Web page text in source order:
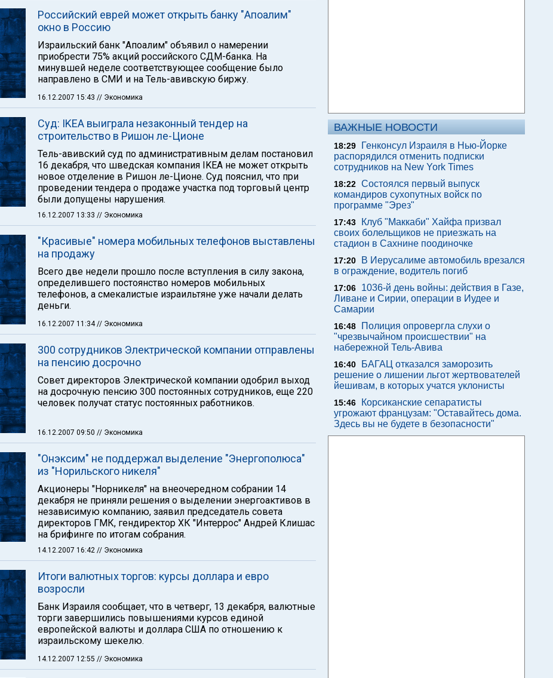
Российский еврей может открыть банку "Апоалим"
окно в Россию
Израильский банк "Апоалим" объявил о намерении
приобрести 75% акций российского СДМ-банка. На
минувшей неделе соответствующее сообщение было
направлено в СМИ и на Тель-авивскую биржу.
16.12.2007 15:43 // Экономика
Суд: IKEA выиграла незаконный тендер на
строительство в Ришон ле-Ционе
Тель-авивский суд по административным делам постановил
16 декабря, что шведская компания IKEA не может открыть
новое отделение в Ришон ле-Ционе. Суд пояснил, что при
проведении тендера о продаже участка под торговый центр
были допущены нарушения.
16.12.2007 13:33 // Экономика
"Красивые" номера мобильных телефонов выставлены
на продажу
Всего две недели прошло после вступления в силу закона,
определившего постоянство номеров мобильных
телефонов, а смекалистые израильтяне уже начали делать
деньги.
16.12.2007 11:34// Экономика
300 сотрудников Электрической компании отправлены
на пенсию досрочно
Совет директоров Электрической компании одобрил выход
на досрочную пенсию 300 постоянных сотрудников, еще 220
человек получат статус постоянных работников.
16.12.2007 09:50 // Экономика
"Онэксим" не поддержал выделение "Энергополюса"
из "Норильского никеля"
Акционеры "Норникеля" на внеочередном собрании 14
декабря не приняли решения о выделении энергоактивов в
независимую компанию, заявил председатель совета
директоров ГМК, гендиректор ХК "Интеррос" Андрей Клишас
на брифинге по итогам собрания.
14.12.2007 16:42 // Экономика
Итоги валютных торгов: курсы доллара и евро
возросли
Банк Израиля сообщает, что в четверг, 13 декабря, валютные
торги завершились повышениями курсов единой
европейской валюты и доллара США по отношению к
израильскому шекелю.
14.12.2007 12:55 // Экономика
ВАЖНЫЕ НОВОСТИ
18:29
Генконсул Израиля в Нью-Йорке
распорядился отменить подписки
сотрудников на New York Times
18:22 Состоялся первый выпуск
командиров сухопутных войск по
программе "Эрез"
17:43
Клуб "Маккаби" Хайфа призвал
своих болельщиков не приезжать на
стадион в Сахнине поодиночке
17:20
В Иерусалиме автомобиль врезался
в ограждение, водитель погиб
17:06
1036-й день войны: действия в Газе,
Ливане и Сирии, операции в Иудее и
Самарии
16:48
Полиция опровергла слухи о
"чрезвычайном происшествии" на
набережной Тель-Авива
16:40
БАГАЦ отказался заморозить
решение о лишении льгот жертвователей
йешивам, в которых учатся уклонисты
15:46
Корсиканские сепаратисты
угрожают французам: "Оставайтесь дома.
Здесь вы не будете в безопасности"